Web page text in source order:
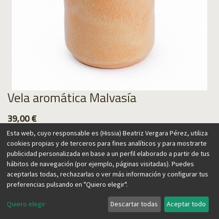
Vela aromática Malvasía
39,00€
Agregar al carrito
Esta web, cuyo responsable es (Hissia) Beatriz Vergara Pérez, utiliza
cookies propias y de terceros para fines analíticos y para mostrarte
publicidad personalizada en base a un perfil elaborado a partir de tus
hábitos de navegación (por ejemplo, páginas visitadas). Puedes
aceptarlas todas, rechazarlas o ver más información y configurar tus
preferencias pulsando en "Quiero elegir".
Quiero elegir Descartar todas Aceptar todo